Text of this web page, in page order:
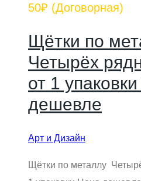
50₽ (Договорная)
Щётки по
Четырёх
от 1
дешевле
Арт и Дизайн
Щётки по металлу